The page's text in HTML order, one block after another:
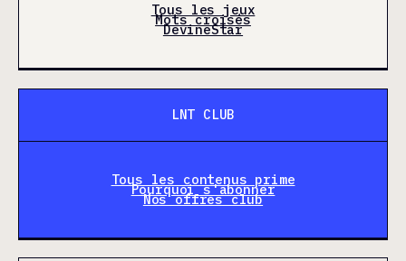
Tous les jeux
Mots croisés
DevineStar
LNT CLUB
Tous les contenus prime
Pourquoi s'abonner
Nos offres club